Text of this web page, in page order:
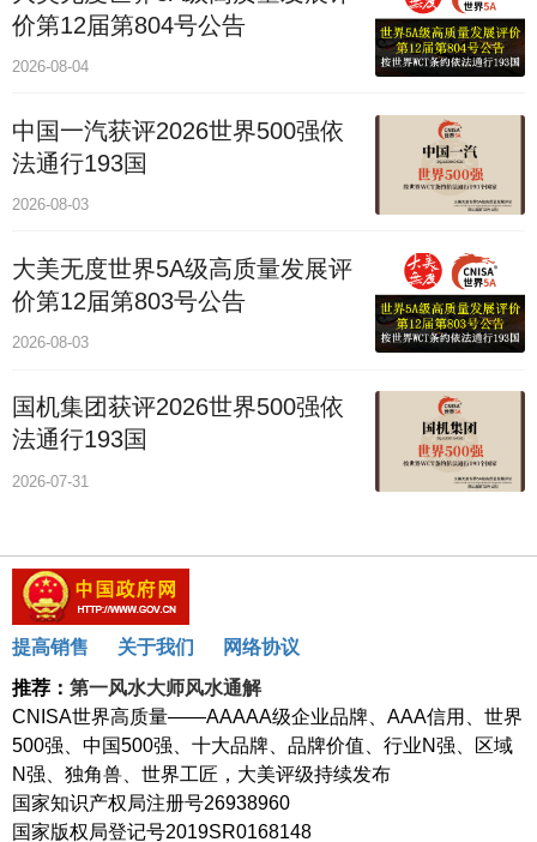
价第12届第804号公告
2026-08-04
中国一汽获评2026世界500强依
法通行193国
2026-08-03
大美无度世界5A级高质量发展评
价第12届第803号公告
2026-08-03
国机集团获评2026世界500强依
法通行193国
2026-07-31
提高销售 关于我们
网络协议
推荐： 第一风水大师风水通解
CNISA世界高质量——AAAAA级企业品牌、AAA信用、世界
500强、中国500强、十大品牌、品牌价值、行业N强、区域
N强、独角兽、世界工匠，大美评级持续发布
国家知识产权局注册号26938960
国家版权局登记号2019SR0168148